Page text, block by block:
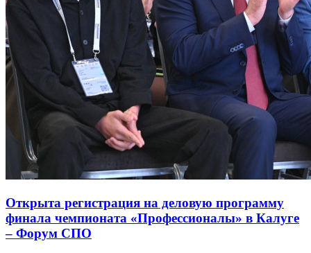
Открыта регистрация на деловую программу
финала чемпионата «Профессионалы» в Калуге
– Форум СПО